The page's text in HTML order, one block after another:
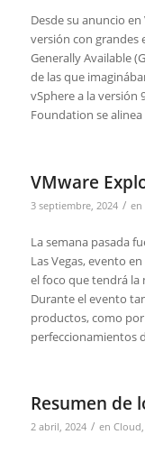
Desde su anuncio
versión con grandes
Generally Available
de las que
vSphere a la versión
Foundation se
VMware
3 septiembre, 2024 / en
La semana pasada
Las Vegas, evento
el foco que tendrá la
Durante el evento
productos, como
perfeccionamientos
Resumen de
2 abril, 2024 / en Cloud